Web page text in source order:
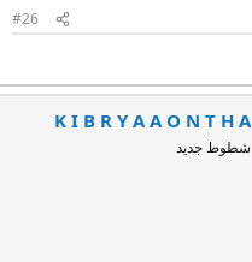
#26
K I B R Y A A O N T H A
شطوط جديد